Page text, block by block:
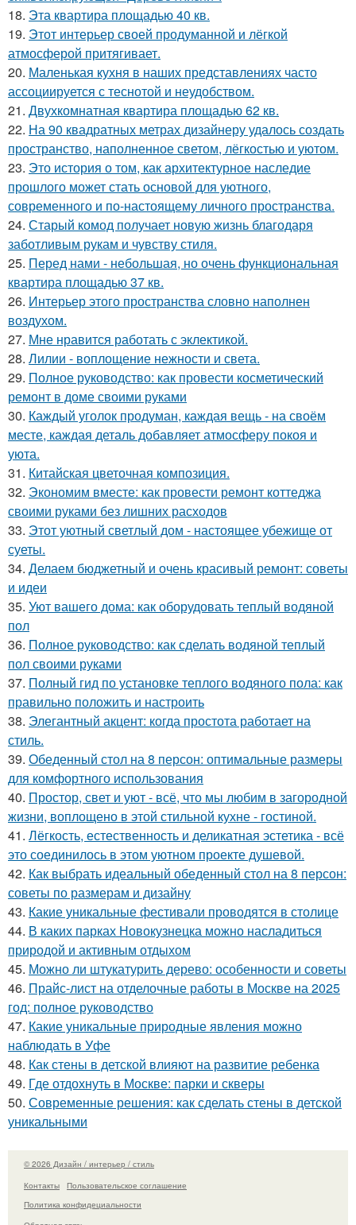
18. Эта квартира площадью 40 кв.
19. Этот интерьер своей продуманной и лёгкой
атмосферой притягивает.
20. Маленькая кухня в наших представлениях часто
ассоциируется с теснотой и неудобством.
21. Двухкомнатная квартира площадью 62 кв.
22. На 90 квадратных метрах дизайнеру удалось создать
пространство, наполненное светом, лёгкостью и уютом.
23. Это история о том, как архитектурное наследие
прошлого может стать основой для уютного,
современного и по-настоящему личного пространства.
24. Старый комод получает новую жизнь благодаря
заботливым рукам и чувству стиля.
25. Перед нами - небольшая, но очень функциональная
квартира площадью 37 кв.
26. Интерьер этого пространства словно наполнен
воздухом.
27. Мне нравится работать с эклектикой.
28. Лилии - воплощение нежности и света.
29. Полное руководство: как провести косметический
ремонт в доме своими руками
30. Каждый уголок продуман, каждая вещь - на своём
месте, каждая деталь добавляет атмосферу покоя и
уюта.
31. Китайская цветочная композиция.
32. Экономим вместе: как провести ремонт коттеджа
своими руками без лишних расходов
33. Этот уютный светлый дом - настоящее убежище от
суеты.
34. Делаем бюджетный и очень красивый ремонт: советы
и идеи
35. Уют вашего дома: как оборудовать теплый водяной
пол
36. Полное руководство: как сделать водяной теплый
пол своими руками
37. Полный гид по установке теплого водяного пола: как
правильно положить и настроить
38. Элегантный акцент: когда простота работает на
стиль.
39. Обеденный стол на 8 персон: оптимальные размеры
для комфортного использования
40. Простор, свет и уют - всё, что мы любим в загородной
жизни, воплощено в этой стильной кухне - гостиной.
41. Лёгкость, естественность и деликатная эстетика - всё
это соединилось в этом уютном проекте душевой.
42. Как выбрать идеальный обеденный стол на 8 персон:
советы по размерам и дизайну
43. Какие уникальные фестивали проводятся в столице
44. В каких парках Новокузнецка можно насладиться
природой и активным отдыхом
45. Можно ли штукатурить дерево: особенности и советы
46. Прайс-лист на отделочные работы в Москве на 2025
год: полное руководство
47. Какие уникальные природные явления можно
наблюдать в Уфе
48. Как стены в детской влияют на развитие ребенка
49. Где отдохнуть в Москве: парки и скверы
50. Современные решения: как сделать стены в детской
уникальными
© 2026 Дизайн / интерьер / стиль
Контакты
Пользовательское соглашение
Политика конфидециальности